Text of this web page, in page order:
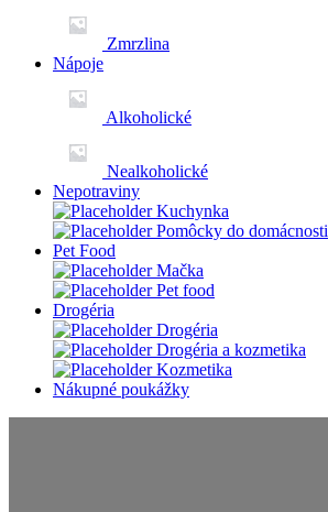
Zmrzlina
Nápoje
Alkoholické
Nealkoholické
Nepotraviny
Kuchynka
Pomôcky do domácnosti
Pet Food
Mačka
Pet food
Drogéria
Drogéria
Drogéria a kozmetika
Kozmetika
Nákupné poukážky